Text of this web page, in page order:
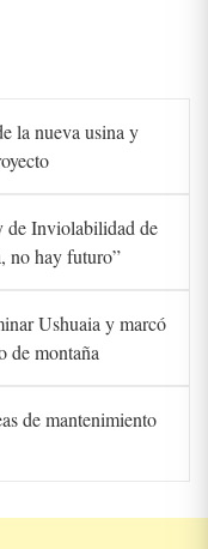
la nueva usina y
de Inviolabilidad de
no hay futuro”
Ushuaia y marcó
de montaña
de mantenimiento